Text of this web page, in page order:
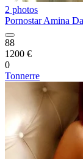
2 photos
Pornostar Amina
88
1200 €
0
Tonnerre